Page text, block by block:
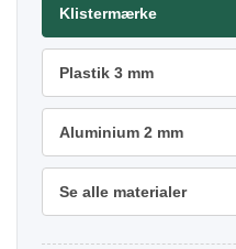
Klistermærke
Plastik 3 mm
Aluminium 2 mm
Se alle materialer